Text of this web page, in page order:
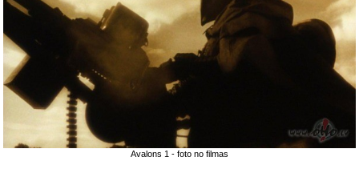
Avalons 1 - foto no filmas